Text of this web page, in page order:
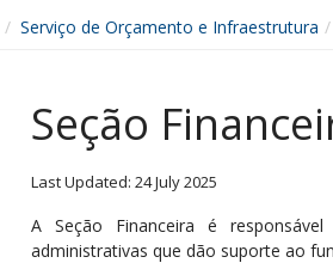
Serviço de Orçamento e Infraestrutura
Seção
Last Updated: 24 July 2025
A Seção Financeira é
administrativas que dão suporte ao